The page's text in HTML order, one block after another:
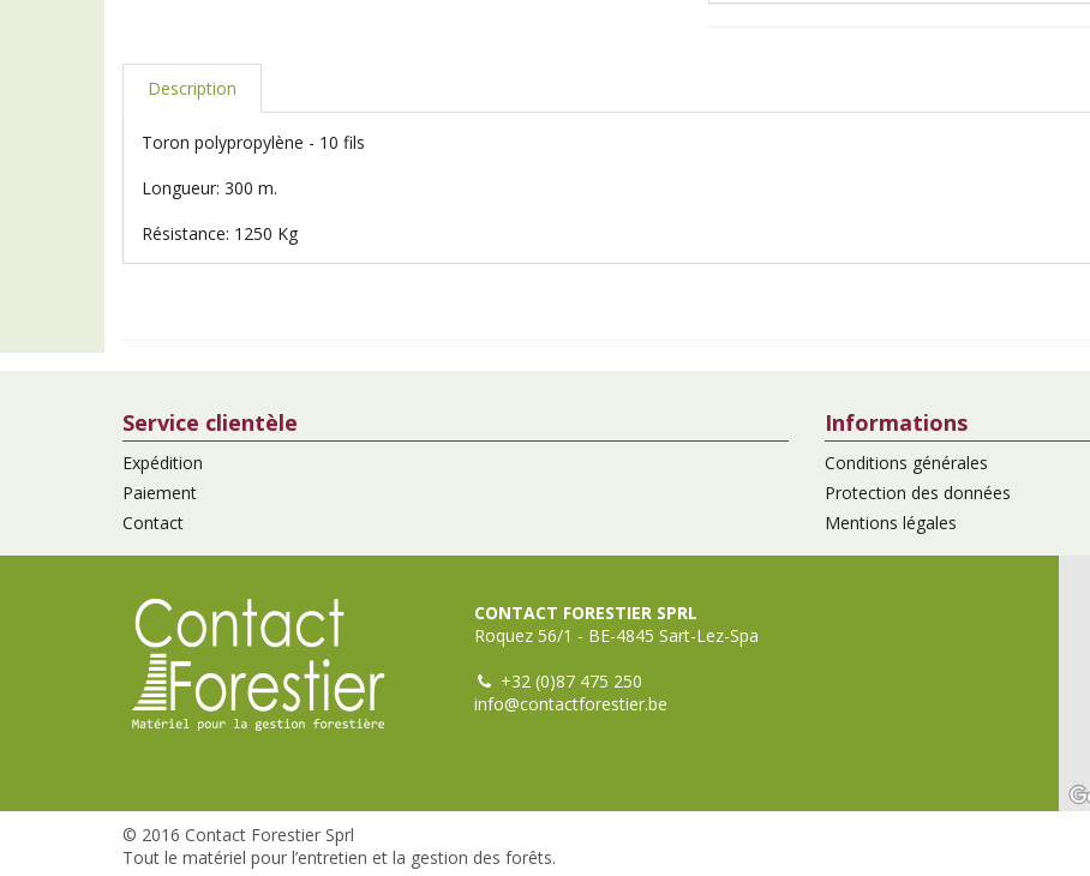
Description
Toron polypropylène - 10 fils
Longueur: 300 m.
Résistance: 1250 Kg
Service clientèle
Expédition
Paiement
Contact
Informations
Conditions générales
Protection des données
Mentions légales
CONTACT FORESTIER SPRL
Roquez 56/1 - BE-4845 Sart-Lez-Spa
+32 (0)87 475 250
info@contactforestier.be
© 2016 Contact Forestier Sprl
Tout le matériel pour l’entretien et la gestion des forêts.